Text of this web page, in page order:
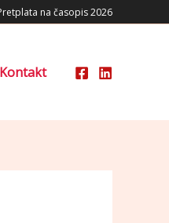
na časopis 2026
Kontakt